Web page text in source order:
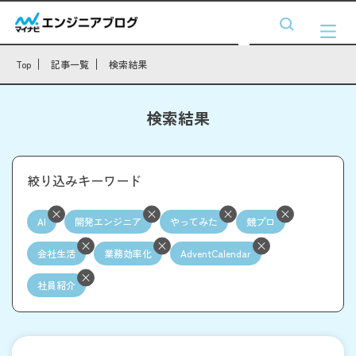
Top 記事一覧 検索結果
検索結果
絞り込みキーワード
AI 開発エンジニア やってみた 競プロ
会社生活 業務効率化 AdventCalendar
社員紹介